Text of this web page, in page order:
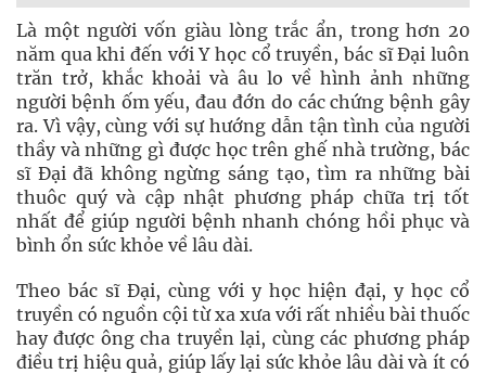
Là một người vốn giàu lòng trắc ẩn, trong hơn 20
năm qua khi đến với Y học cổ truyền, bác sĩ Đại luôn
trăn trở, khắc khoải và âu lo về hình ảnh những
người bệnh ốm yếu, đau đớn do các chứng bệnh gây
ra. Vì vậy, cùng với sự hướng dẫn tận tình của người
thầy và những gì được học trên ghế nhà trường, bác
sĩ Đại đã không ngừng sáng tạo, tìm ra những bài
thuôc quý và cập nhật phương pháp chữa trị tốt
nhất để giúp người bệnh nhanh chóng hồi phục và
bình ổn sức khỏe về lâu dài.
Theo bác sĩ Đại, cùng với y học hiện đại, y học cổ
truyền có nguồn cội từ xa xưa với rất nhiều bài thuốc
hay được ông cha truyền lại, cùng các phương pháp
điều trị hiệu quả, giúp lấy lại sức khỏe lâu dài và ít có